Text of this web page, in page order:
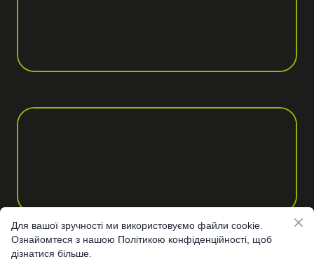
Для вашої зручності ми використовуємо файли cookie.
Ознайомтеся з нашою Політикою конфіденційності, щоб
дізнатися більше.